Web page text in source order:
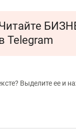
Telegram
Выделите ее и